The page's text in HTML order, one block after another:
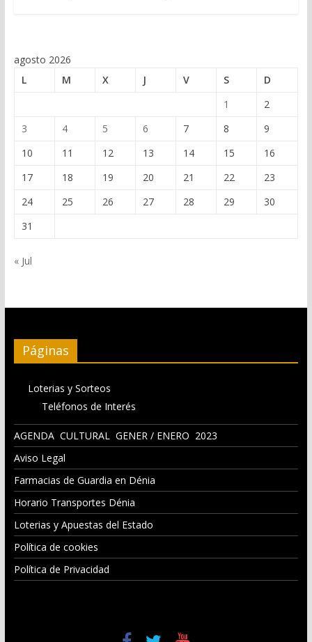
agosto 2026
L
M X J V S
D
1
2
3
4 5 6 7 8
9
10
11 12 13 14 15
16
17
18 19 20 21 22
23
24
25 26 27 28 29
30
31
« Jul
Páginas
Loterias y Sorteos
Teléfonos de Interés
AGENDA CULTURAL GENER / ENERO 2023
Aviso Legal
Farmacias de Guardia en Dénia
Horario Transportes Dénia
Loterias y Apuestas del Estado
Política de cookies
Política de Privacidad